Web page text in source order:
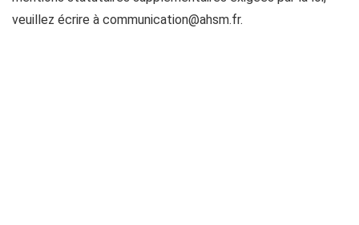
veuillez écrire à communication@ahsm.fr.